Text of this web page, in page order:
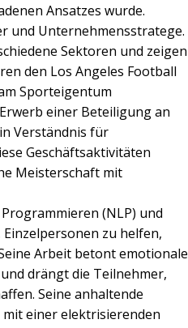
Ansatzes wurde.
und Unternehmensstratege.
Sektoren und zeigen
den Los Angeles Football
Sporteigentum
einer Beteiligung an
Verständnis für
Geschäftsaktivitäten
Meisterschaft mit
(NLP) und
zu helfen,
Arbeit betont emotionale
drängt die Teilnehmer,
Seine anhaltende
einer elektrisierenden